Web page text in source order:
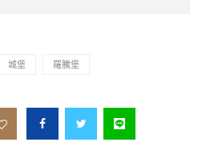
城堡 羅騰堡